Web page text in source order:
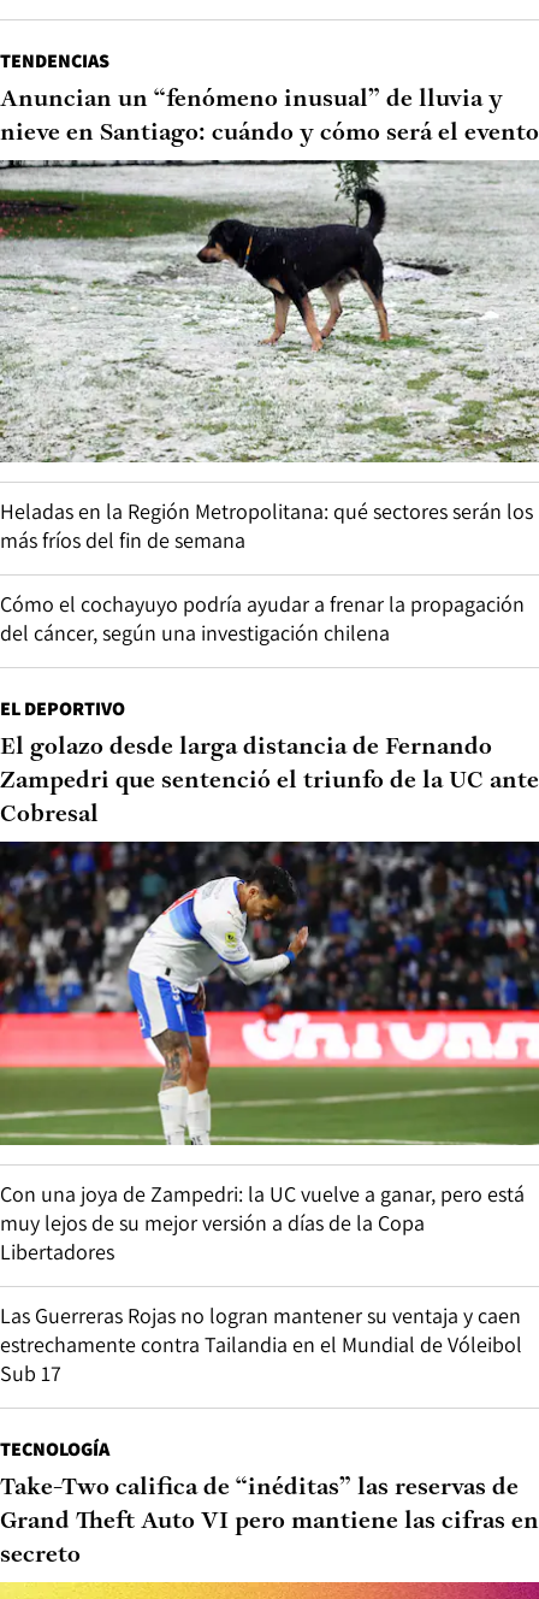
TENDENCIAS
Anuncian un “fenómeno inusual” de lluvia y
nieve en Santiago: cuándo y cómo será el evento
Heladas en la Región Metropolitana: qué sectores serán los
más fríos del fin de semana
Cómo el cochayuyo podría ayudar a frenar la propagación
del cáncer, según una investigación chilena
EL DEPORTIVO
El golazo desde larga distancia de Fernando
Zampedri que sentenció el triunfo de la UC ante
Cobresal
Con una joya de Zampedri: la UC vuelve a ganar, pero está
muy lejos de su mejor versión a días de la Copa
Libertadores
Las Guerreras Rojas no logran mantener su ventaja y caen
estrechamente contra Tailandia en el Mundial de Vóleibol
Sub 17
TECNOLOGÍA
Take-Two califica de “inéditas” las reservas de
Grand Theft Auto VI pero mantiene las cifras en
secreto